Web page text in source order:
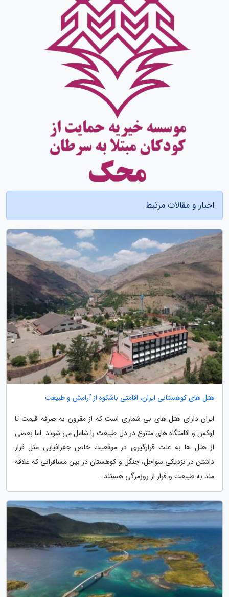
اخبار و مقالات مرتبط
هتل های کوهستانی ایران، اقامتی باشکوه از آرامش و طبیعت
ایران دارای هتل های بی شماری است که از مقرون به صرفه قیمت تا
لوکس و اقامتگاه های متنوع در دل طبیعت را شامل می شوند. اما بعضی
از هتل ها به علت قرارگیری در موقعیت خاص جغرافیایی مثل قرار
داشتن در نزدیکی سواحل، جنگل و کوهستان در بین مسافرانی که علاقه
مند به طبیعت و فرار از روزمرگی هستند...